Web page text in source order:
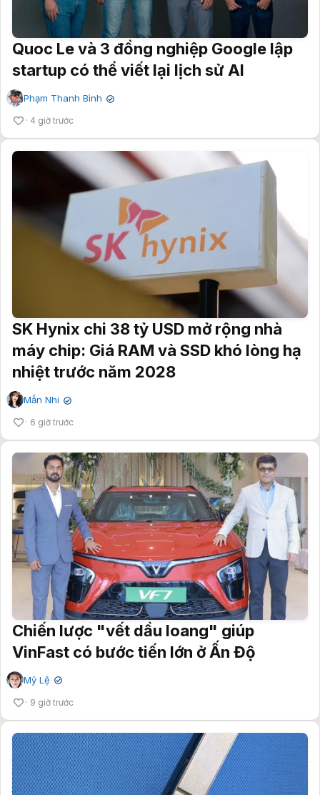
Quoc Le và 3 đồng nghiệp Google lập
startup có thể viết lại lịch sử AI
Phạm Thanh Bình ✔
4 giờ trước
SK Hynix chi 38 tỷ USD mở rộng nhà
máy chip: Giá RAM và SSD khó lòng hạ
nhiệt trước năm 2028
Mẫn Nhi ✔
6 giờ trước
Chiến lược "vết dầu loang" giúp
VinFast có bước tiến lớn ở Ấn Độ
Mỹ Lệ ✔
9 giờ trước